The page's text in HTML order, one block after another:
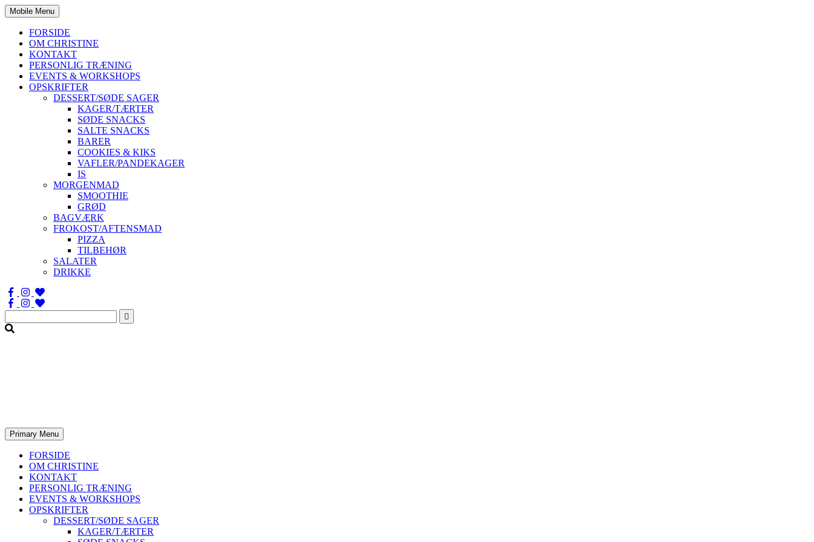
Mobile Menu
FORSIDE
OM CHRISTINE
KONTAKT
PERSONLIG TRÆNING
EVENTS & WORKSHOPS
OPSKRIFTER
DESSERT/SØDE SAGER
KAGER/TÆRTER
SØDE SNACKS
SALTE SNACKS
BARER
COOKIES & KIKS
VAFLER/PANDEKAGER
IS
MORGENMAD
SMOOTHIE
GRØD
BAGVÆRK
FROKOST/AFTENSMAD
PIZZA
TILBEHØR
SALATER
DRIKKE
Søg
efter:
Primary Menu
FORSIDE
OM CHRISTINE
KONTAKT
PERSONLIG TRÆNING
EVENTS & WORKSHOPS
OPSKRIFTER
DESSERT/SØDE SAGER
KAGER/TÆRTER